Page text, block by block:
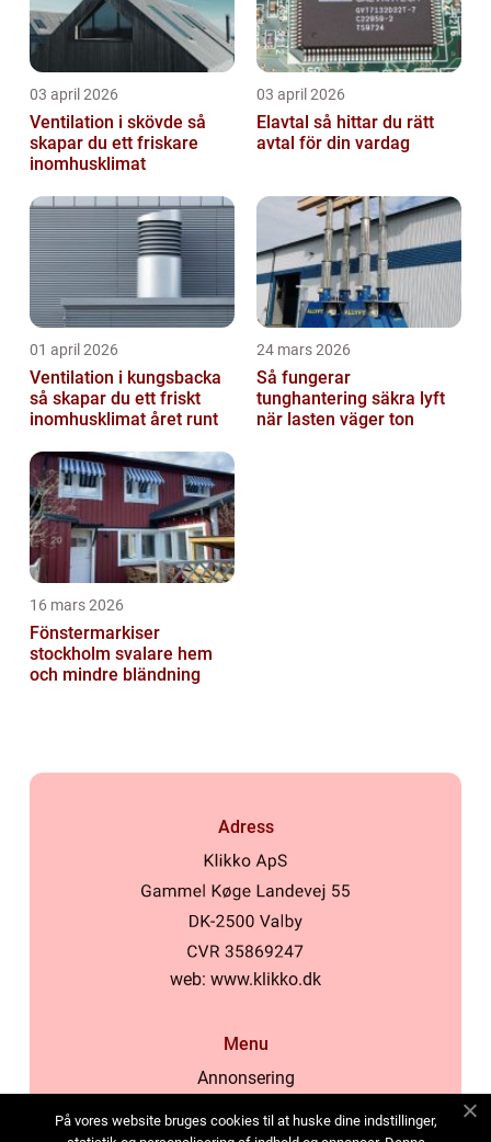
03 april 2026
Ventilation i skövde så
skapar du ett friskare
inomhusklimat
03 april 2026
Elavtal så hittar du rätt
avtal för din vardag
01 april 2026
Ventilation i kungsbacka
så skapar du ett friskt
inomhusklimat året runt
24 mars 2026
Så fungerar
tunghantering säkra lyft
när lasten väger ton
16 mars 2026
Fönstermarkiser
stockholm svalare hem
och mindre bländning
Adress
web: www.klikko.dk
Menu
Annonsering
Cookies
På vores website bruges cookies til at huske dine indstillinger,